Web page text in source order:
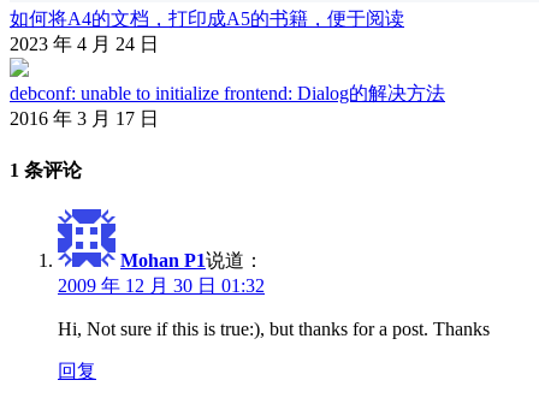
如何将A4的文档，打印成A5的书籍，便于阅读
2023 年 4 月 24 日
debconf: unable to initialize frontend: Dialog的解决方法
2016 年 3 月 17 日
1 条评论
Mohan P1说道：
2009 年 12 月 30 日 01:32
Hi, Not sure if this is true:), but thanks for a post. Thanks
回复